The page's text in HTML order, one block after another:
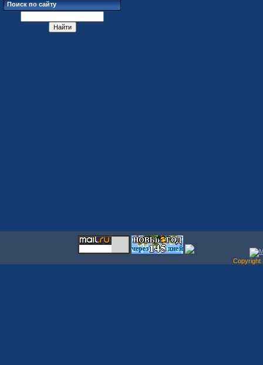
Поиск по сайту